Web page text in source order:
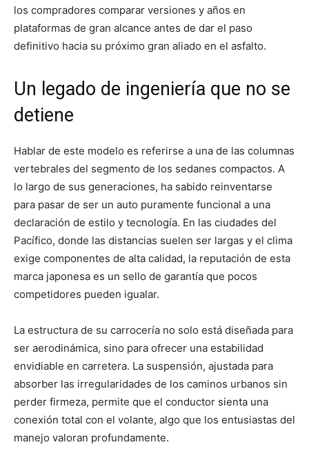
los compradores comparar versiones y años en
plataformas de gran alcance antes de dar el paso
definitivo hacia su próximo gran aliado en el asfalto.
Un legado de ingeniería que no se
detiene
Hablar de este modelo es referirse a una de las columnas
vertebrales del segmento de los sedanes compactos. A
lo largo de sus generaciones, ha sabido reinventarse
para pasar de ser un auto puramente funcional a una
declaración de estilo y tecnología. En las ciudades del
Pacífico, donde las distancias suelen ser largas y el clima
exige componentes de alta calidad, la reputación de esta
marca japonesa es un sello de garantía que pocos
competidores pueden igualar.
La estructura de su carrocería no solo está diseñada para
ser aerodinámica, sino para ofrecer una estabilidad
envidiable en carretera. La suspensión, ajustada para
absorber las irregularidades de los caminos urbanos sin
perder firmeza, permite que el conductor sienta una
conexión total con el volante, algo que los entusiastas del
manejo valoran profundamente.